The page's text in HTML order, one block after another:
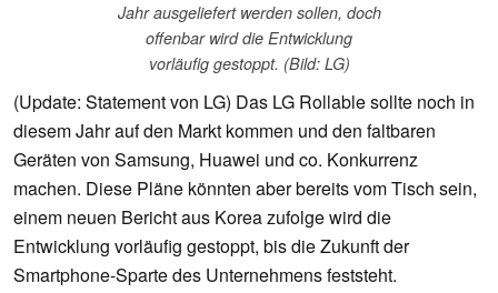
Jahr ausgeliefert werden sollen, doch
offenbar wird die Entwicklung
vorläufig gestoppt. (Bild: LG)
(Update: Statement von LG) Das LG Rollable sollte noch in
diesem Jahr auf den Markt kommen und den faltbaren
Geräten von Samsung, Huawei und co. Konkurrenz
machen. Diese Pläne könnten aber bereits vom Tisch sein,
einem neuen Bericht aus Korea zufolge wird die
Entwicklung vorläufig gestoppt, bis die Zukunft der
Smartphone-Sparte des Unternehmens feststeht.